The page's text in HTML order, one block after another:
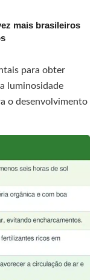
mais brasileiros
para obter
luminosidade
o desenvolvimento